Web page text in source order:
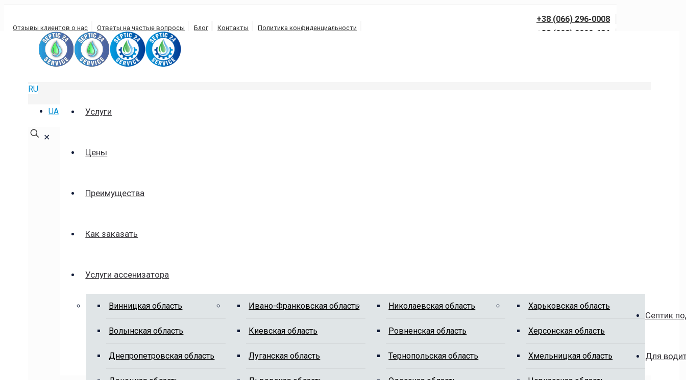
+38 (066) 296-0008
+38 (098) 0099-686
Отзывы клиентов о нас Ответы на частые вопросы Блог Контакты Политика конфиденциальности
Услуги
Цены
Преимущества
Как заказать
Услуги ассенизатора
Винницкая область
Волынская область
Днепропетровская область
Ивано-Франковская область
Киевская область
Луганская область
Николаевская область
Ровненская область
Тернопольская область
Харьковская область
Херсонская область
Хмельницкая область
Септик
Для
RU
UA
✕
ВЫКАЧКА ЯМ НЕЖИЛОВИЧИ
КИЕВСКАЯ ОБЛАСТЬ
Выкачка выгребных ям Нежиловичи, выкачка сливных ям и канализаций, выкачка-откачка септиков и туалетов в г. Нежиловичи.